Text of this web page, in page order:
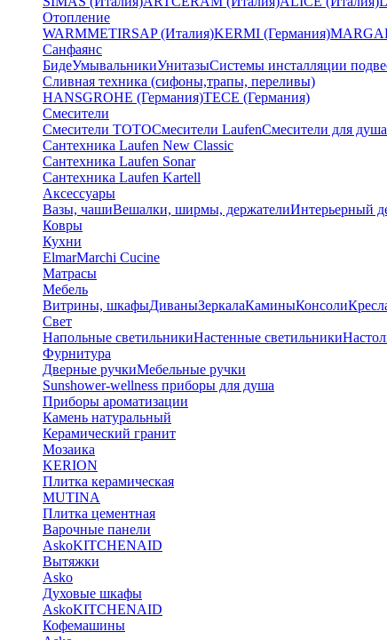
Отопление
WARMMETIRSAP (Италия)KERMI (Германия)
Санфаянс
БидеУмывальникиУнитазыСистемы инсталляции
Сливная техника (сифоны,трапы, переливы)
HANSGROHE (Германия)TECE (Германия)
Смесители
Смесители TOTOСмесители LaufenСмесители для душа
Сантехника Laufen New Classic
Сантехника Laufen Sonar
Сантехника Laufen Kartell
Аксессуары
Вазы, чашиВешалки, ширмы, держателиИнтерьерный
Ковры
Кухни
ElmarMarchi Cucine
Матрасы
Мебель
Витрины, шкафыДиваныЗеркалаКаминыКонсоли
Свет
Напольные светильникиНастенные светильники
Фурнитура
Дверные ручкиМебельные ручки
Sunshower-wellness приборы для душа
Приборы ароматизации
Камень натуральный
Керамический гранит
Мозаика
KERION
Плитка керамическая
MUTINA
Плитка цементная
Варочные панели
AskoKITCHENAID
Вытяжки
Asko
Духовые шкафы
AskoKITCHENAID
Кофемашины